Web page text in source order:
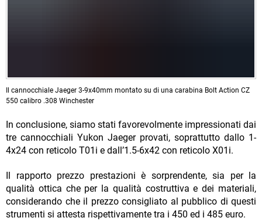
Il cannocchiale Jaeger 3-9x40mm montato su di una carabina Bolt Action CZ
550 calibro .308 Winchester
In conclusione, siamo stati favorevolmente impressionati dai
tre cannocchiali Yukon Jaeger provati, soprattutto dallo 1-
4x24 con reticolo T01i e dall’1.5-6x42 con reticolo X01i.
Il rapporto prezzo prestazioni è sorprendente, sia per la
qualità ottica che per la qualità costruttiva e dei materiali,
considerando che il prezzo consigliato al pubblico di questi
strumenti si attesta rispettivamente tra i 450 ed i 485 euro.